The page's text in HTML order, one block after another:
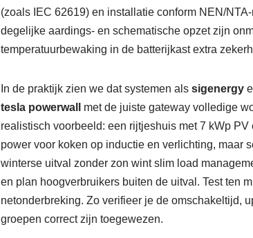
(zoals IEC 62619) en installatie conform NEN/
degelijke aardings- en schematische opzet zijn
temperatuurbewaking in de batterijkast extra
In de praktijk zien we dat systemen als sigenergy
tesla powerwall
met de juiste gateway volledige
realistisch voorbeeld: een rijtjeshuis met 7 kWp
power voor koken op inductie en verlichting, maar
winterse uitval zonder zon wint slim load
en plan hoogverbruikers buiten de uitval. Test ten
netonderbreking. Zo verifieer je de omschakeltijd,
groepen correct zijn toegewezen.